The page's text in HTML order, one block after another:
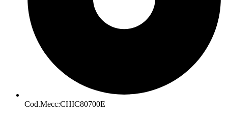
Cod.Mecc:CHIC80700E